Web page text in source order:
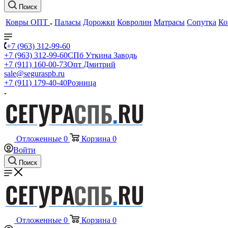
Поиск
Ковры ОПТ Паласы Дорожки Ковролин Матрасы Сопутка
+7 (963) 312-99-60
+7 (963) 312-99-60СПб Уткина Заводь
+7 (911) 160-00-73Опт Дмитрий
sale@seguraspb.ru
+7 (911) 179-40-40Розница
Отложенные 0 Корзина 0
Войти
Поиск
Отложенные 0 Корзина 0